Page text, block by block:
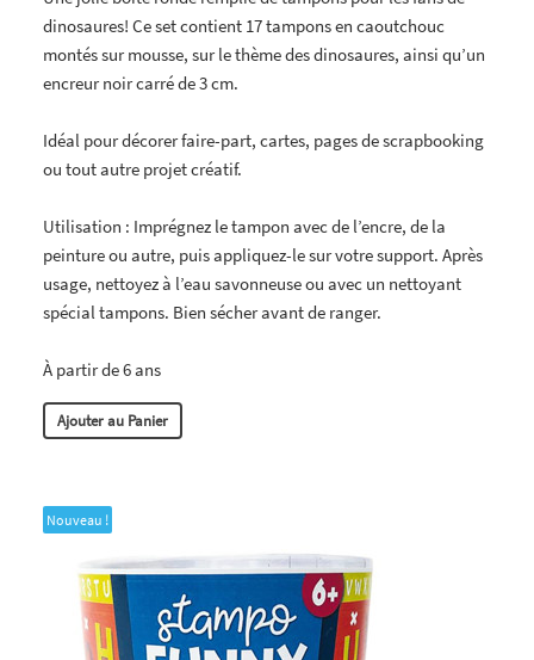
dinosaures! Ce set contient 17 tampons en caoutchouc
montés sur mousse, sur le thème des dinosaures, ainsi qu’un
encreur noir carré de 3 cm.
Idéal pour décorer faire-part, cartes, pages de scrapbooking
ou tout autre projet créatif.
Utilisation : Imprégnez le tampon avec de l’encre, de la
peinture ou autre, puis appliquez-le sur votre support. Après
usage, nettoyez à l’eau savonneuse ou avec un nettoyant
spécial tampons. Bien sécher avant de ranger.
À partir de 6 ans
Ajouter au Panier
Nouveau !